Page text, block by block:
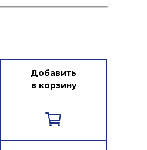
Добавить
в корзину